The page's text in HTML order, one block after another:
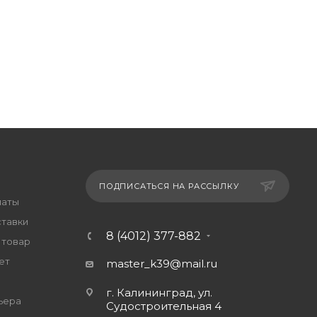
ПОДПИСАТЬСЯ НА РАССЫЛКУ
8 (4012) 377-882
master_k39@mail.ru
г. Калининград, ул.
Судостроительная 4